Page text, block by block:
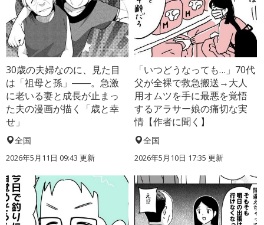
30歳の夫婦なのに、見た目
は「祖母と孫」――。急激
に老いる妻と成長が止まっ
た夫の漫画が描く「歳と幸
せ」
全国
2026年5月11日 09:43 更新
「いつどうなっても…」70代
父が全裸で救急搬送→大人
用オムツを手に最悪を覚悟
するアラサー娘の痛切な実
情【作者に聞く】
全国
2026年5月10日 17:35 更新